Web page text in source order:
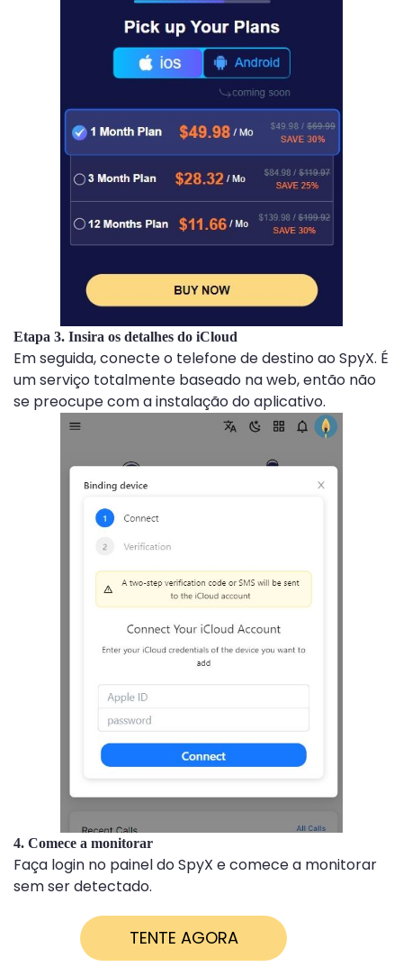
Etapa 3. Insira os detalhes do iCloud
Em seguida, conecte o telefone de destino ao SpyX. É
um serviço totalmente baseado na web, então não
se preocupe com a instalação do aplicativo.
4. Comece a monitorar
Faça login no painel do SpyX e comece a monitorar
sem ser detectado.
TENTE AGORA